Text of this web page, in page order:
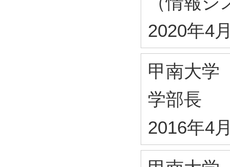
2020年4
甲南大
学部長
2016年4